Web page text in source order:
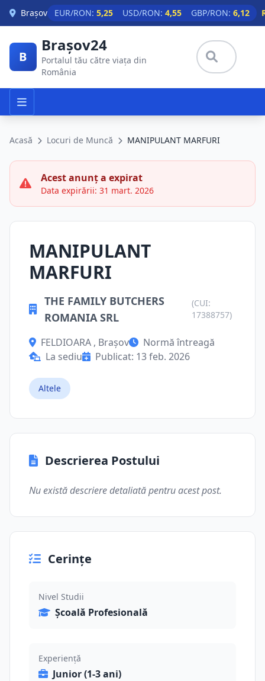
Skip to main content
Brașov EUR/RON: 5,25 USD/RON: 4,55 GBP/RON: 6,12
B
Brașov24
Portalul tău către viața din
România
Acasă Locuri de Muncă MANIPULANT MARFURI
Acest anunț a expirat
Data expirării: 31 mart. 2026
MANIPULANT
MARFURI
THE FAMILY BUTCHERS
ROMANIA SRL
(CUI:
17388757)
FELDIOARA , Brașov
Normă întreagă
La sediu
Publicat: 13 feb. 2026
Altele
Descrierea Postului
Nu există descriere detaliată pentru acest post.
Cerințe
Nivel Studii
Școală Profesională
Experiență
Junior (1-3 ani)